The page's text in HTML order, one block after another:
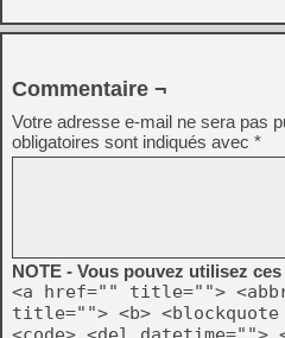
Commentaire ¬
Votre adresse e-mail ne sera pas
obligatoires sont indiqués avec *
NOTE - Vous pouvez utilisez
<a href="" title="">
title=""> <b>